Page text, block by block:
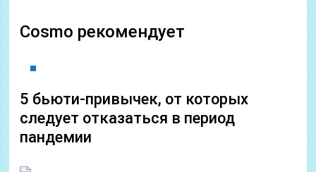
Cosmo рекомендует
5 бьюти-привычек, от которых
следует отказаться в период
пандемии